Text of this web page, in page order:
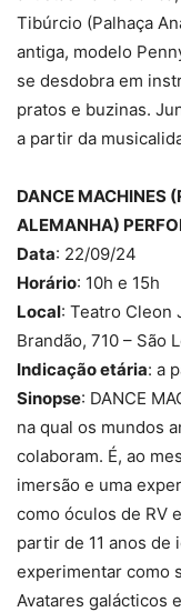
Tibúrcio (Palhaça
antiga, modelo
se desdobra em
pratos e buzinas.
a partir da
DANCE MACHINES
ALEMANHA)
Data: 22/09/24
Horário: 10h e 15h
Local: Teatro Cleon
Brandão, 710 – São
Indicação etária: a
Sinopse: DANCE
na qual os mundos
colaboram. É, ao
imersão e uma
como óculos de RV
partir de 11 anos de
experimentar como
Avatares galácticos